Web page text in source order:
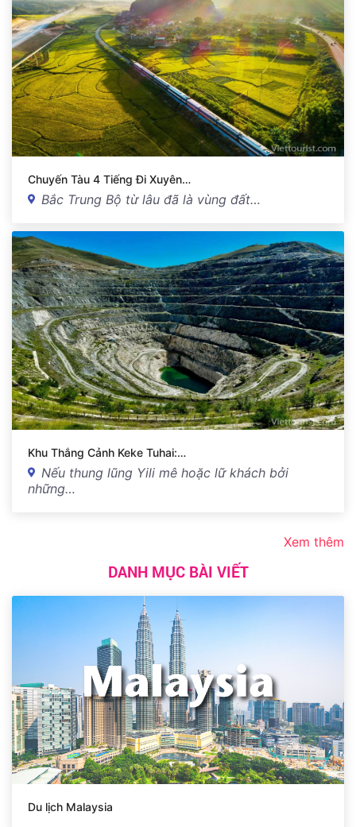
Chuyến Tàu 4 Tiếng Đi Xuyên…
Bắc Trung Bộ từ lâu đã là vùng đất…
Khu Thắng Cảnh Keke Tuhai:…
Nếu thung lũng Yili mê hoặc lữ khách bởi
những…
Xem thêm
DANH MỤC BÀI VIẾT
Du lịch Malaysia